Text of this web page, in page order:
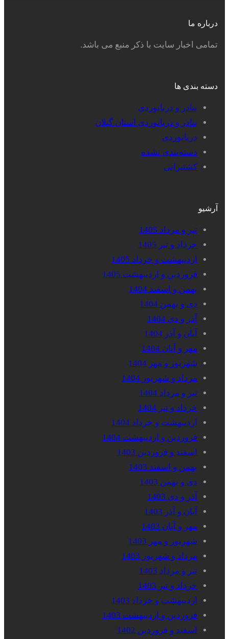
درباره ما
تمامی اخبار سایت با ذکر منبع می باشد.
دسته بندی ها
بنادر و دریانوردی
بنادر و دریانوردی استان گیلان
دریانوردی
دسته‌بندی نشده
کشتیرانی
آرشیو
تیر و مرداد 1405
خرداد و تیر 1405
اردیبهشت و خرداد 1405
فروردین و اردیبهشت 1405
بهمن و اسفند 1404
دی و بهمن 1404
آذر و دی 1404
آبان و آذر 1404
مهر و آبان 1404
شهریور و مهر 1404
مرداد و شهریور 1404
تیر و مرداد 1404
خرداد و تیر 1404
اردیبهشت و خرداد 1404
فروردین و اردیبهشت 1404
اسفند و فروردین 1403
بهمن و اسفند 1403
دی و بهمن 1403
آذر و دی 1403
آبان و آذر 1403
مهر و آبان 1403
شهریور و مهر 1403
مرداد و شهریور 1403
تیر و مرداد 1403
خرداد و تیر 1403
اردیبهشت و خرداد 1403
فروردین و اردیبهشت 1403
اسفند و فروردین 1402